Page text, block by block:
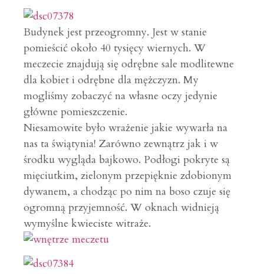
Budynek jest przeogromny. Jest w stanie
pomieścić około 40 tysięcy wiernych. W
meczecie znajdują się odrębne sale modlitewne
dla kobiet i odrębne dla mężczyzn. My
mogliśmy zobaczyć na własne oczy jedynie
główne pomieszczenie.
Niesamowite było wrażenie jakie wywarła na
nas ta świątynia! Zarówno zewnątrz jak i w
środku wygląda bajkowo. Podłogi pokryte są
mięciutkim, zielonym przepięknie zdobionym
dywanem, a chodząc po nim na boso czuje się
ogromną przyjemność. W oknach widnieją
wymyślne kwieciste witraże.